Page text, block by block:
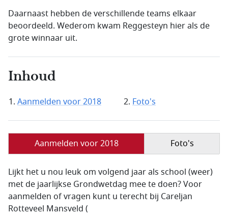
Daarnaast hebben de verschillende teams elkaar
beoordeeld. Wederom kwam Reggesteyn hier als de
grote winnaar uit.
Inhoud
Aanmelden voor 2018 Foto's
Aanmelden voor 2018 Foto's
Lijkt het u nou leuk om volgend jaar als school (weer)
met de jaarlijkse Grondwetdag mee te doen? Voor
aanmelden of vragen kunt u terecht bij Careljan
Rotteveel Mansveld (